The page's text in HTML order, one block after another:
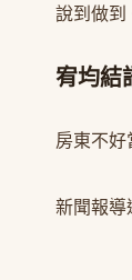
說到做到
宥均結
房東不好
新聞報導